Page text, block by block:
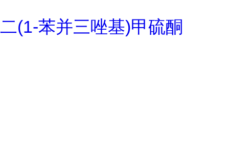
二(1-苯并三唑基)甲硫酮